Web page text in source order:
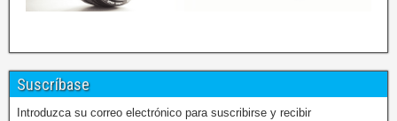
Suscríbase
Introduzca su correo electrónico para suscribirse y recibir